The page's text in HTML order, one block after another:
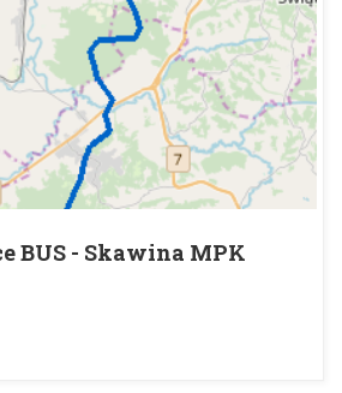
BUS - Skawina MPK